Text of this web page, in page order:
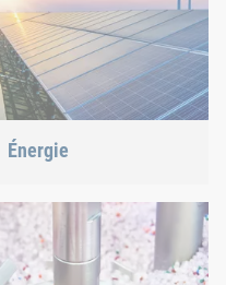
Énergie
de fixation et
d’assemblage, nous
contribuons à façonner
l’avenir énergétique.